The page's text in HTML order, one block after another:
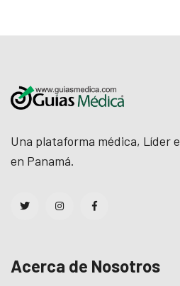
Una plataforma médica, Líder
en Panamá.
Acerca de Nosotros